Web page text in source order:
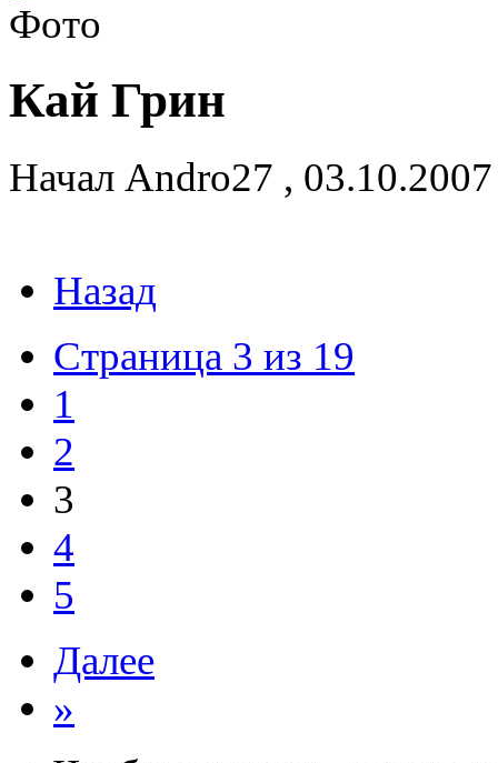
Кай Грин
Начал Andro27 ,
Назад
Страница 3 из 19
1
2
3
4
5
Далее
»